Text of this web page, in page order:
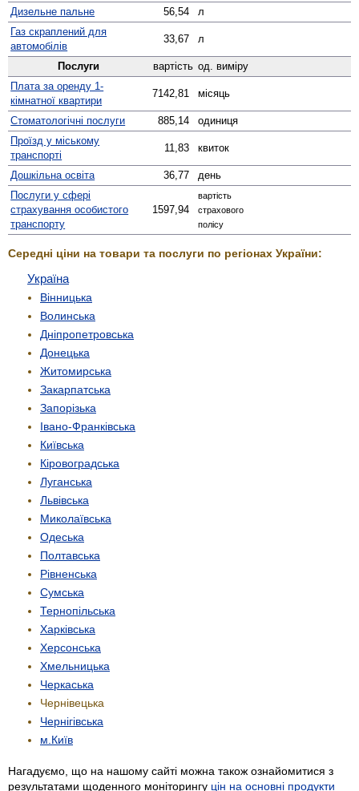
Дизельне пальне
56,54
л
Газ скраплений для
автомобілів
33,67 л
Послуги вартість од. виміру
Плата за оренду 1-
кімнатної квартири
7142,81 місяць
Стомато­логічні послуги 885,14
одиниця
Проїзд у міському
транспорті
11,83 квиток
Дошкільна освіта 36,77
день
Послуги у сфері
страхування особистого
транспорту
1597,94
вартість
страхового
полісу
Середні ціни на товари та послуги по регіонах України:
Україна
Вінницька
Волинська
Дніпропетровська
Донецька
Житомирська
Закарпатська
Запорізька
Івано-Франківська
Київська
Кіровоградська
Луганська
Львівська
Миколаївська
Одеська
Полтавська
Рівненська
Сумська
Тернопільська
Харківська
Херсонська
Хмельницька
Черкаська
Чернівецька
Чернігівська
м.Київ
Нагадуємо, що на нашому сайті можна також ознайомитися з
результатами щоденного моніторингу цін на основні продукти